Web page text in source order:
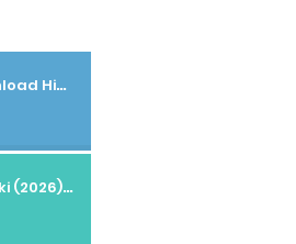
Seluruh Link Download High And Low Subtitle Indonesia
Ichijigen no Sashiki (2026) - 01 Subtitle Indonesia